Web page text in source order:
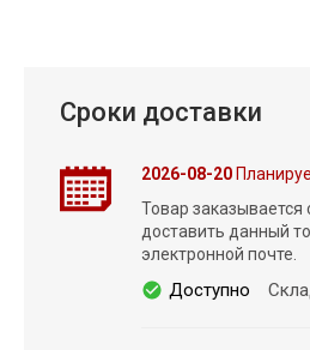
Сроки доставки
2026-08-20
Товар
доставить данный
электронной почте.
Доступно